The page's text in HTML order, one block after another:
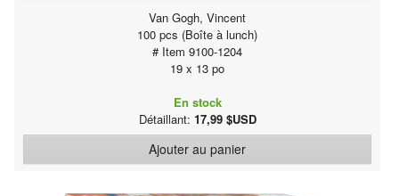
Van Gogh, Vincent
100 pcs (Boîte à lunch)
# Item 9100-1204
19 x 13 po
En stock
Détaillant: 17,99 $USD
Ajouter au panier